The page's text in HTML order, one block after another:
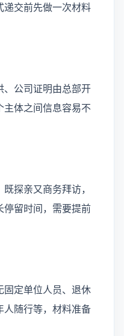
递交前先做一次材料
、公司证明由总部开
体之间信息容易不
探亲又商务拜访，
停留时间，需要提前
固定单位人员、退休
人随行等，材料准备